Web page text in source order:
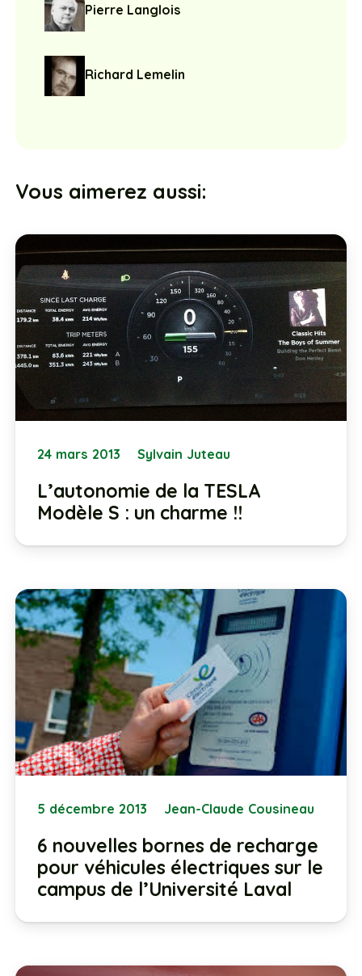
Pierre Langlois
Richard Lemelin
Vous aimerez aussi:
24 mars 2013 Sylvain Juteau
L’autonomie de la TESLA
Modèle S : un charme !!
5 décembre 2013 Jean-Claude Cousineau
6 nouvelles bornes de recharge
pour véhicules électriques sur le
campus de l’Université Laval